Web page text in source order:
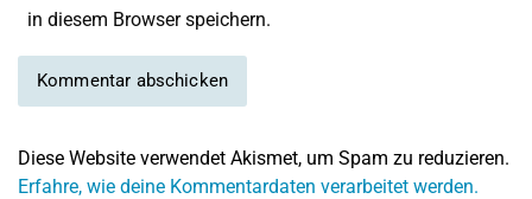
in diesem Browser speichern.
Diese Website verwendet Akismet, um Spam zu reduzieren.
Erfahre, wie deine Kommentardaten verarbeitet werden.